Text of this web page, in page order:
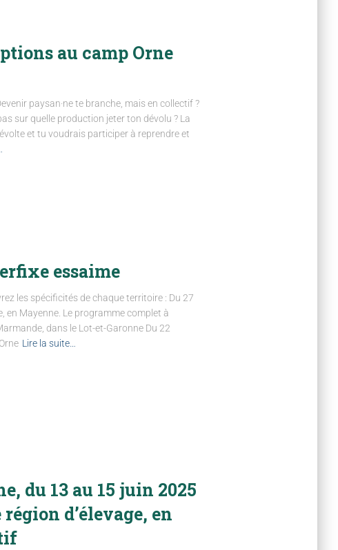
au camp Orne
paysan·ne te branche, mais en collectif ?
sur quelle production jeter ton dévolu ? La
et tu voudrais participer à reprendre et
essaime
les spécificités de chaque territoire : Du 27
en Mayenne. Le programme complet à
dans le Lot-et-Garonne Du 22
Lire la suite…
du 13 au 15 juin 2025
d’élevage, en